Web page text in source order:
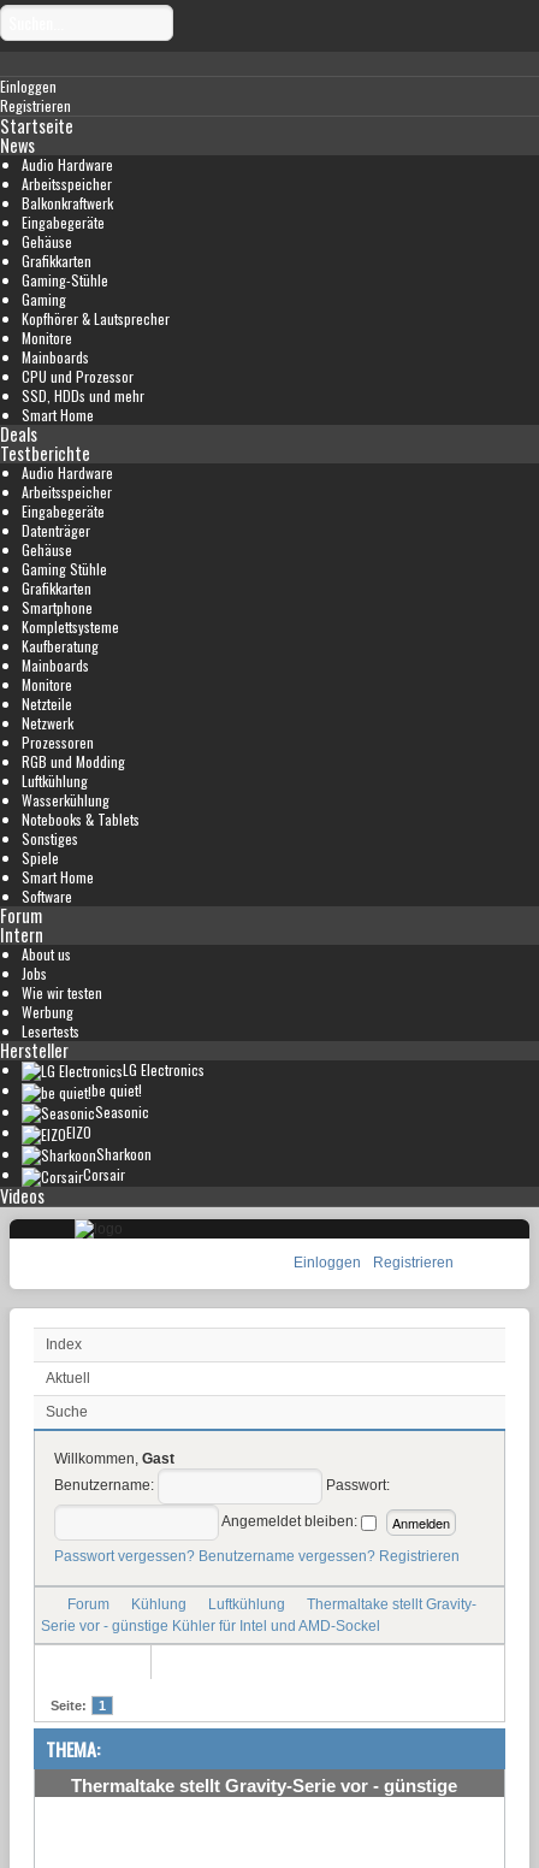
Einloggen
Registrieren
Startseite
News
Audio Hardware
Arbeitsspeicher
Balkonkraftwerk
Eingabegeräte
Gehäuse
Grafikkarten
Gaming-Stühle
Gaming
Kopfhörer & Lautsprecher
Monitore
Mainboards
CPU und Prozessor
SSD, HDDs und mehr
Smart Home
Deals
Testberichte
Audio Hardware
Arbeitsspeicher
Eingabegeräte
Datenträger
Gehäuse
Gaming Stühle
Grafikkarten
Smartphone
Komplettsysteme
Kaufberatung
Mainboards
Monitore
Netzteile
Netzwerk
Prozessoren
RGB und Modding
Luftkühlung
Wasserkühlung
Notebooks & Tablets
Sonstiges
Spiele
Smart Home
Software
Forum
Intern
About us
Jobs
Wie wir testen
Werbung
Lesertests
Hersteller
LG Electronics
be quiet!
Seasonic
EIZO
Sharkoon
Corsair
Videos
Einloggen Registrieren
Index
Aktuell
Suche
Willkommen, Gast
Benutzername:
Passwort:
Angemeldet bleiben:
Passwort vergessen? Benutzername vergessen? Registrieren
Forum Kühlung Luftkühlung
Thermaltake stellt Gravity-
Serie vor - günstige Kühler für Intel und AMD-Sockel
Seite: 1
THEMA:
Thermaltake stellt Gravity-Serie vor - günstige